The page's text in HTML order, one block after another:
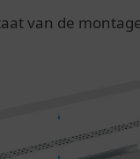
van de